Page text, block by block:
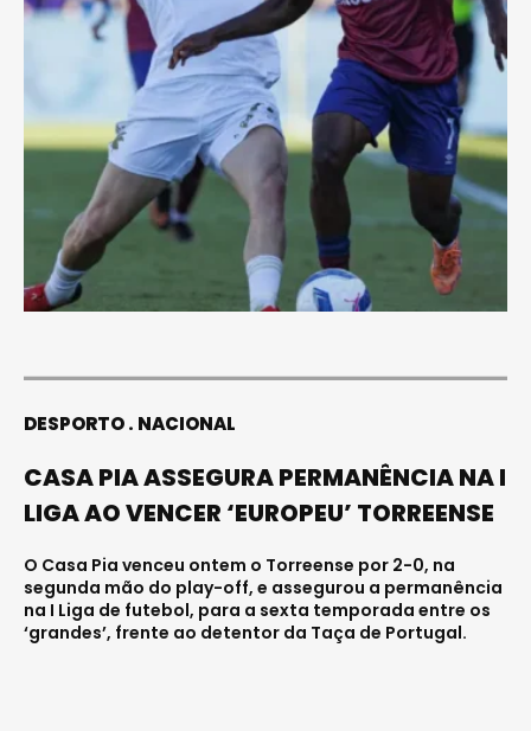
DESPORTO NACIONAL
CASA PIA ASSEGURA PERMANÊNCIA NA I
LIGA AO VENCER ‘EUROPEU’ TORREENSE
O Casa Pia venceu ontem o Torreense por 2-0, na
segunda mão do play-off, e assegurou a permanência
na I Liga de futebol, para a sexta temporada entre os
‘grandes’, frente ao detentor da Taça de Portugal.